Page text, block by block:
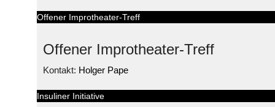
Offener Improtheater-Treff
Offener Improtheater-Treff
Kontakt: Holger Pape
Insuliner Initiative